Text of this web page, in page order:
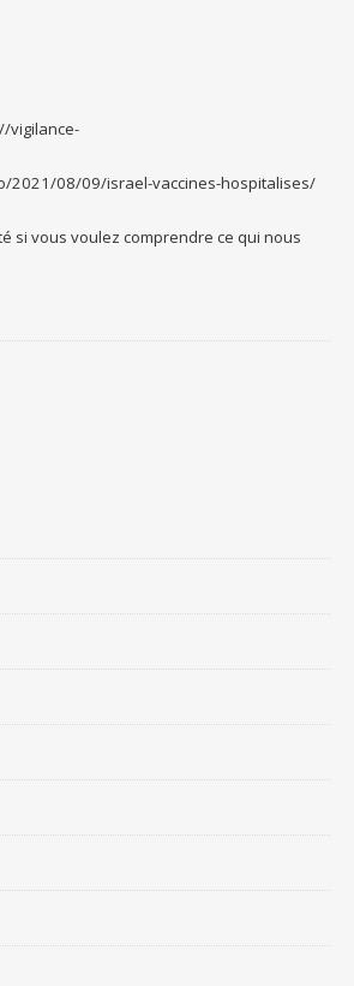
vigilance-
2021/08/09/israel-vaccines-hospitalises/
si vous voulez comprendre ce qui nous